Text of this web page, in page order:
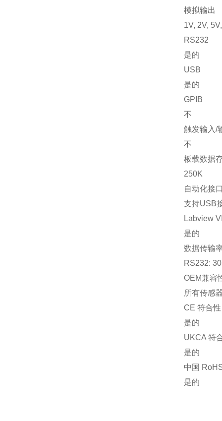
模拟输出
1V, 2V,
RS232
是的
USB
是的
GPIB
不
触发输入/
不
板载数据
250K
自动化接
支持USB
Labview
是的
数据传输
RS232:
OEM兼容
所有传感
CE 符合性
是的
UKCA 符
是的
中国
是的